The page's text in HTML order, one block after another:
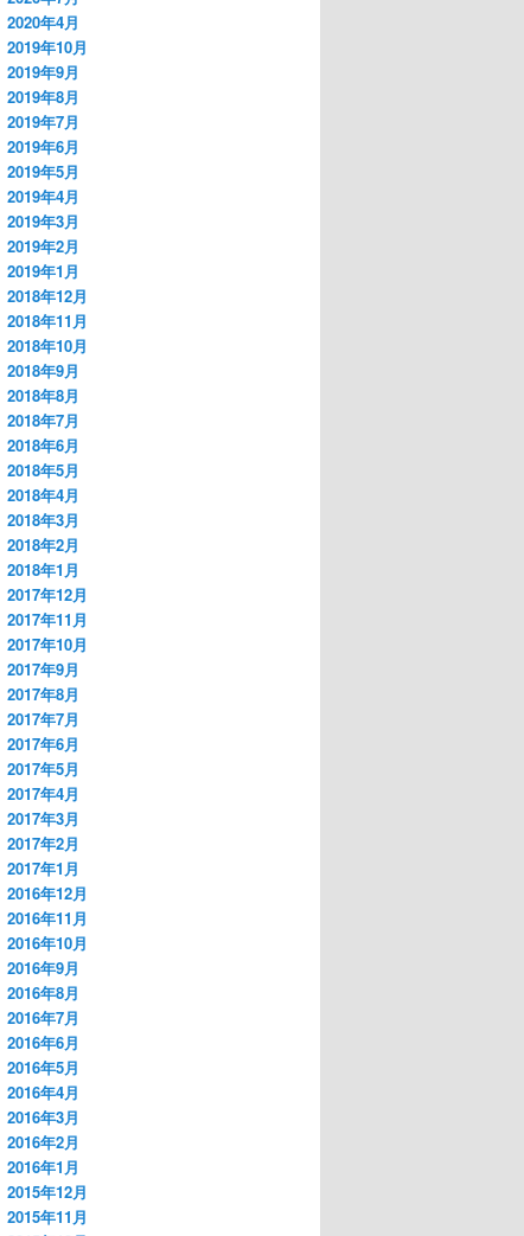
2020年4月
2019年10月
2019年9月
2019年8月
2019年7月
2019年6月
2019年5月
2019年4月
2019年3月
2019年2月
2019年1月
2018年12月
2018年11月
2018年10月
2018年9月
2018年8月
2018年7月
2018年6月
2018年5月
2018年4月
2018年3月
2018年2月
2018年1月
2017年12月
2017年11月
2017年10月
2017年9月
2017年8月
2017年7月
2017年6月
2017年5月
2017年4月
2017年3月
2017年2月
2017年1月
2016年12月
2016年11月
2016年10月
2016年9月
2016年8月
2016年7月
2016年6月
2016年5月
2016年4月
2016年3月
2016年2月
2016年1月
2015年12月
2015年11月